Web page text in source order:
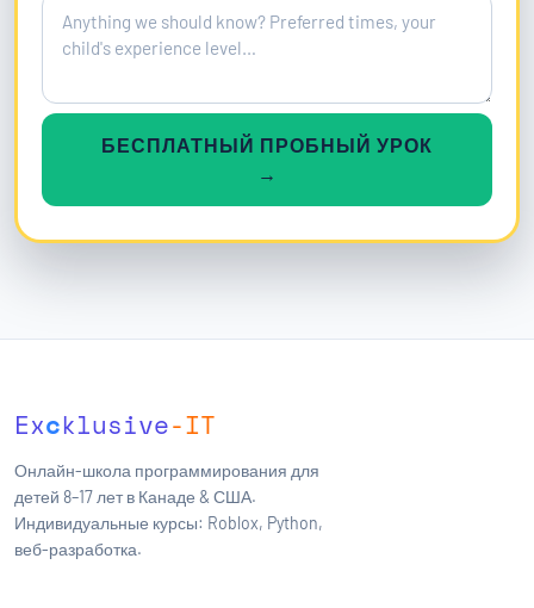
БЕСПЛАТНЫЙ ПРОБНЫЙ УРОК
→
Excklusive-IT
Онлайн-школа программирования для
детей 8–17 лет в Канаде & США.
Индивидуальные курсы: Roblox, Python,
веб-разработка.